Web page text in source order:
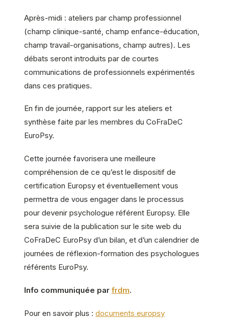
Après-midi : ateliers par champ professionnel
(champ clinique-santé, champ enfance-éducation,
champ travail-organisations, champ autres). Les
débats seront introduits par de courtes
communications de professionnels expérimentés
dans ces pratiques.
En fin de journée, rapport sur les ateliers et
synthèse faite par les membres du CoFraDeC
EuroPsy.
Cette journée favorisera une meilleure
compréhension de ce qu’est le dispositif de
certification Europsy et éventuellement vous
permettra de vous engager dans le processus
pour devenir psychologue référent Europsy. Elle
sera suivie de la publication sur le site web du
CoFraDeC EuroPsy d’un bilan, et d’un calendrier de
journées de réflexion-formation des psychologues
référents EuroPsy.
Info communiquée par frdm.
Pour en savoir plus : documents europsy